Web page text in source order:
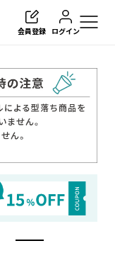
会員登録 ログイン